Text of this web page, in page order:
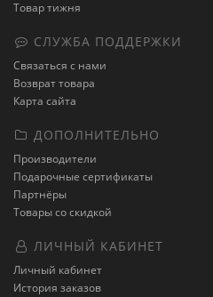
Товар тижня
СЛУЖБА ПОДДЕРЖКИ
Связаться с нами
Возврат товара
Карта сайта
ДОПОЛНИТЕЛЬНО
Производители
Подарочные сертификаты
Партнёры
Товары со скидкой
ЛИЧНЫЙ КАБИНЕТ
Личный кабинет
История заказов